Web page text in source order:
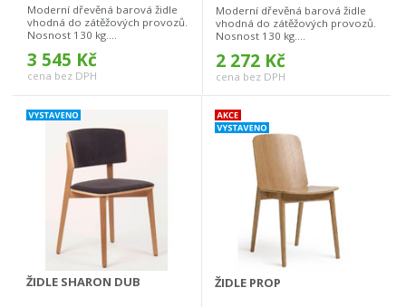
Moderní dřevěná barová židle
vhodná do zátěžových provozů.
Nosnost 130 kg....
3 545 Kč
cena bez DPH
Moderní dřevěná barová židle
vhodná do zátěžových provozů.
Nosnost 130 kg....
2 272 Kč
cena bez DPH
ŽIDLE SHARON DUB ŽIDLE PROP